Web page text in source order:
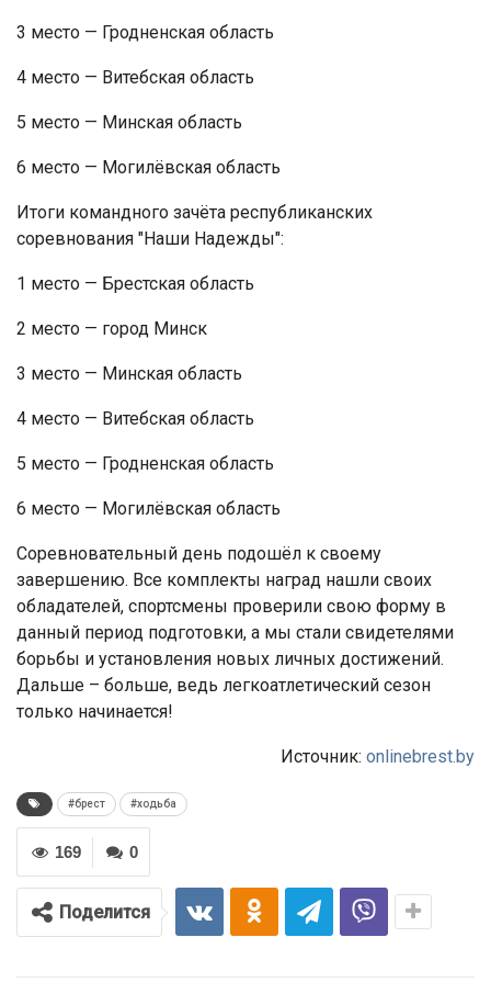
3 место — Гродненская область
4 место — Витебская область
5 место — Минская область
6 место — Могилёвская область
Итоги командного зачёта республиканских
соревнования "Наши Надежды":
1 место — Брестская область
2 место — город Минск
3 место — Минская область
4 место — Витебская область
5 место — Гродненская область
6 место — Могилёвская область
Соревновательный день подошёл к своему
завершению. Все комплекты наград нашли своих
обладателей, спортсмены проверили свою форму в
данный период подготовки, а мы стали свидетелями
борьбы и установления новых личных достижений.
Дальше – больше, ведь легкоатлетический сезон
только начинается!
Источник: onlinebrest.by
#брест #ходьба
0
169
Поделится